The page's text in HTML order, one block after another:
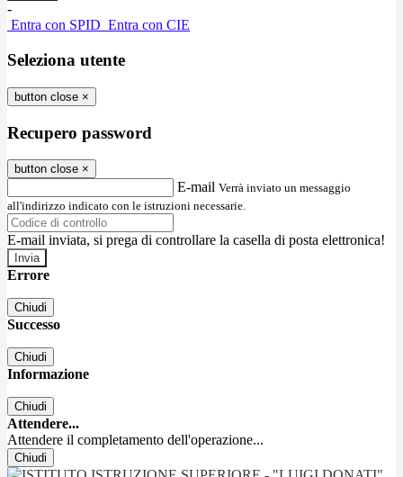
-
Entra con SPID Entra con CIE
Seleziona utente
button close ×
Recupero password
button close ×
E-mail Verrà inviato un messaggio
all'indirizzo indicato con le istruzioni necessarie.
E-mail inviata, si prega di controllare la casella di posta elettronica!
Errore
Chiudi
Successo
Chiudi
Informazione
Chiudi
Attendere...
Attendere il completamento dell'operazione...
Chiudi